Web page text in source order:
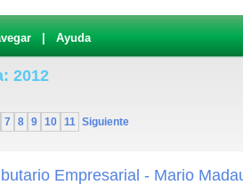
Ayuda
2012
7 8 9 10 11 Siguiente
Empresarial - Mario